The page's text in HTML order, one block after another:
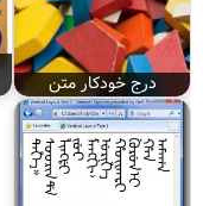
درج خودكار متن